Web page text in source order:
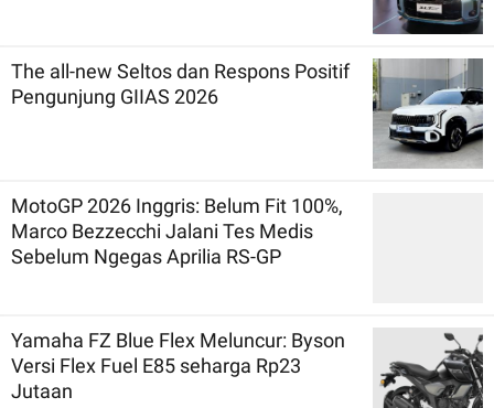
The all-new Seltos dan Respons Positif
Pengunjung GIIAS 2026
MotoGP 2026 Inggris: Belum Fit 100%,
Marco Bezzecchi Jalani Tes Medis
Sebelum Ngegas Aprilia RS-GP
Yamaha FZ Blue Flex Meluncur: Byson
Versi Flex Fuel E85 seharga Rp23
Jutaan